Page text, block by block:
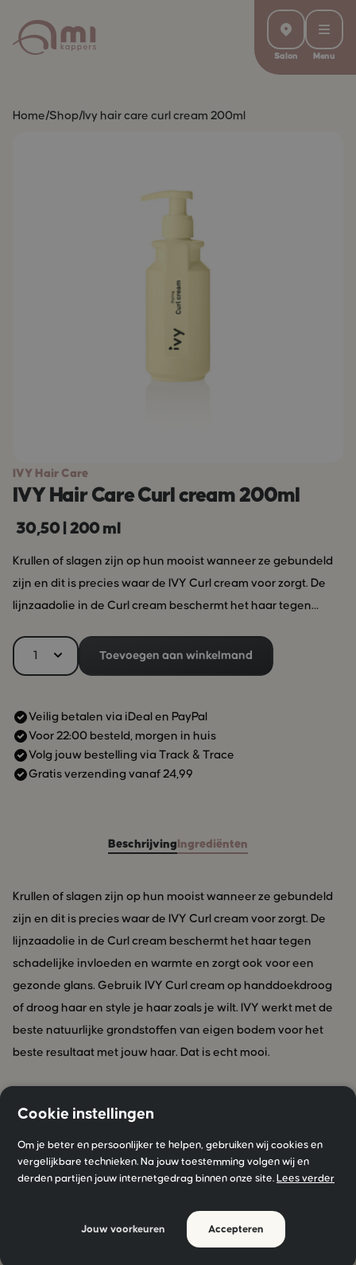
Salon Menu
Home/Shop/ Ivy hair care curl cream 200ml
IVY Hair Care
IVY Hair Care Curl cream 200ml
30,50 200 ml
Krullen of slagen zijn op hun mooist wanneer ze gebundeld
zijn en dit is precies waar de IVY Curl cream voor zorgt. De
lijnzaadolie in de Curl cream beschermt het haar tegen
gezonde glans. Gebruik IVY Curl cream op handdoekdroog
of droog haar en style je haar zoals je wilt. IVY werkt met de
beste resultaat met jouw haar. Dat is echt mooi.
Toevoegen aan winkelmand
Veilig betalen via iDeal en PayPal
Voor 22:00 besteld, morgen in huis
Volg jouw bestelling via Track & Trace
Gratis verzending vanaf 24,99
Beschrijving Ingrediënten
Krullen of slagen zijn op hun mooist wanneer ze gebundeld
zijn en dit is precies waar de IVY Curl cream voor zorgt. De
lijnzaadolie in de Curl cream beschermt het haar tegen
schadelijke invloeden en warmte en zorgt ook voor een
gezonde glans. Gebruik IVY Curl cream op handdoekdroog
of droog haar en style je haar zoals je wilt. IVY werkt met de
beste natuurlijke grondstoffen van eigen bodem voor het
beste resultaat met jouw haar. Dat is echt mooi.
Blijf geïnspireerd!
Volg ons op social media
Cookie instellingen
Om je beter en persoonlijker te helpen, gebruiken wij cookies en
vergelijkbare technieken. Na jouw toestemming volgen wij en
derden partijen jouw internetgedrag binnen onze site. Lees verder
Accepteren
Jouw voorkeuren